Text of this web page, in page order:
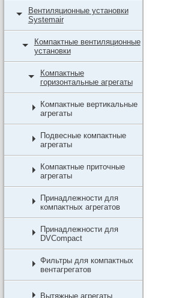
Вентиляционные установки
Systemair
Компактные вентиляционные
установки
Компактные
горизонтальные агрегаты
Компактные вертикальные
агрегаты
Подвесные компактные
агрегаты
Компактные приточные
агрегаты
Принадлежности для
компактных агрегатов
Принадлежности для
DVCompact
Фильтры для компактных
вентагрегатов
Вытяжные агрегаты